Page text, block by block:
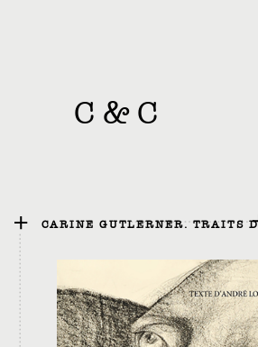
C &C
CARINE GUTLERNER. TRAITS